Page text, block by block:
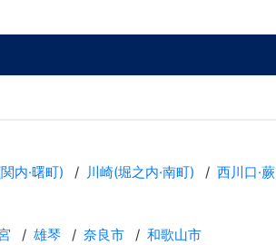
内·曙町) 川崎(堀之内·南町) 西川口·蕨
雄琴 奈良市 和歌山市